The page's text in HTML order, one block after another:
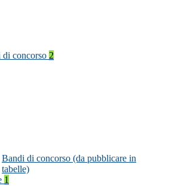
di concorso 2
Bandi di concorso (da pubblicare in
tabelle)
1